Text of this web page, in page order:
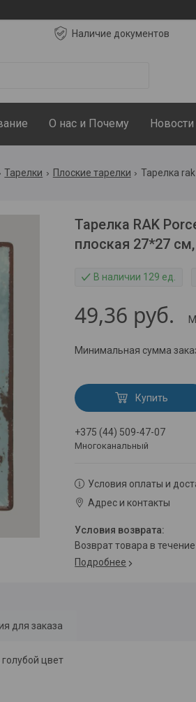
Наличие документов
О нас и Почему Новости
Тарелки Плоские тарелки
Тарелка RAK
плоская 27*27
В наличии 129 ед.
49,36 руб.
Минимальная сумма
Купить
+375 (44) 509-47-07
Многоканальный
Условия оплаты и
Адрес и контакты
возврат товара в
Подробнее
для заказа
цвет